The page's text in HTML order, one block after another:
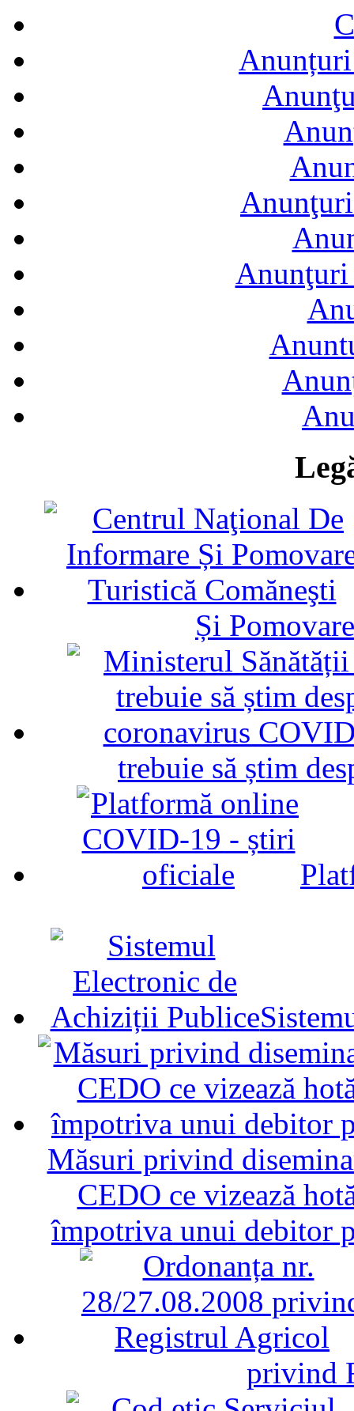
Și
trebuie să știm
Măsuri privind
CEDO ce vizează
împotriva unui debitor
privind